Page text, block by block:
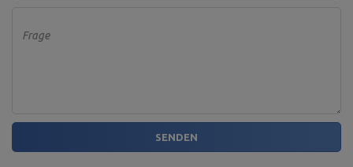
Frage
SENDEN